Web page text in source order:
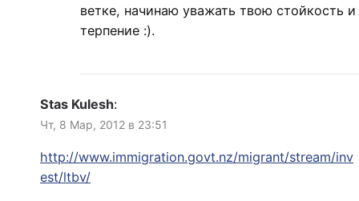
ветке, начинаю уважать твою стойкость и
терпение :).
Stas Kulesh:
Чт, 8 Мар, 2012 в 23:51
http://www.immigration.govt.nz/migrant/stream/inv
est/ltbv/